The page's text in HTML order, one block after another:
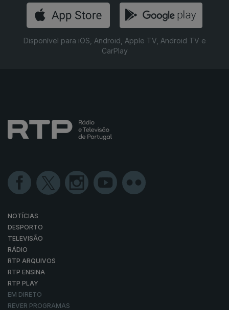
Disponível para iOS, Android, Apple TV, Android TV e
CarPlay
NOTÍCIAS
DESPORTO
TELEVISÃO
RÁDIO
RTP ARQUIVOS
RTP ENSINA
RTP PLAY
EM DIRETO
REVER PROGRAMAS